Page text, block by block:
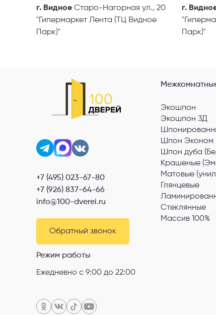
г. Видное Старо-Нагорная ул., 20
"Гипермаркет Лента (ТЦ Видное
Парк)"
г.
Парк)"
+7 (495) 023-67-80
+7 (926) 837-64-66
info@100-dverei.ru
Обратный звонок
Режим работы
Ежедневно с 9:00 до 22:00
Экошпон
Экошпон 3Д
Шпон Эконом
Шпон дуба
Крашеные
Матовые
Глянцевые
Стеклянные
Массив 100%